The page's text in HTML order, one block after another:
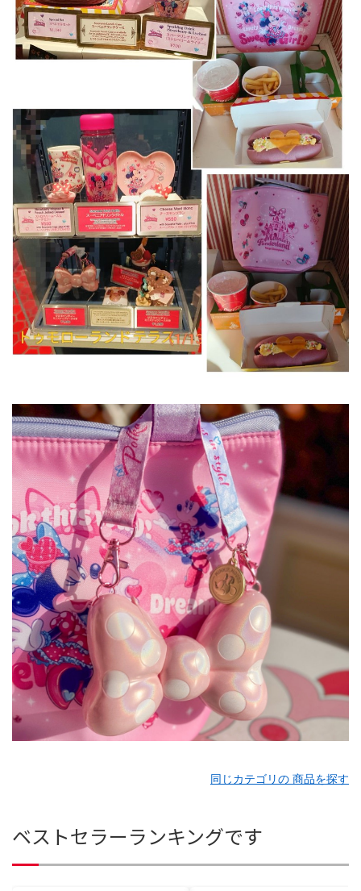
同じカテゴリの 商品を探す
ベストセラーランキングです